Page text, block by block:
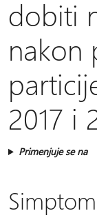
dobiti
nakon
2017 i
Primenjuje se na